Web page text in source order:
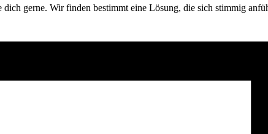
gerne. Wir finden bestimmt eine Lösung, die sich stimmig